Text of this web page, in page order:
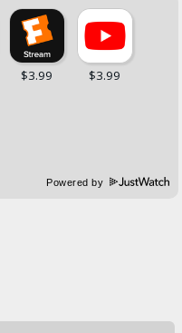
Powered by